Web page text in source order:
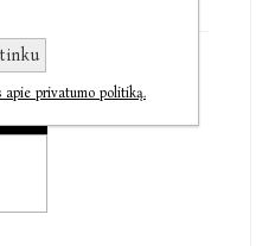
ne įprastas E korpuso
pavidalu? Kofiui
atskleis ir kraupią, ir
apie privatumo politiką.